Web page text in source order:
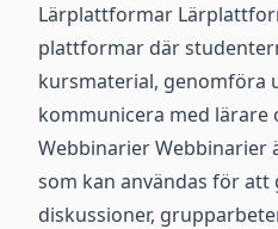
Lärplattformar
plattformar där
kursmaterial, genomföra
kommunicera med lärare
Webbinarier Webbinarier
som kan användas för att
diskussioner,